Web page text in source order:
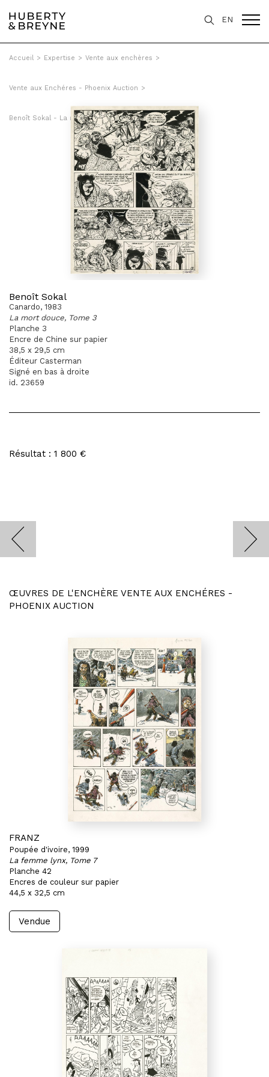
EN
Accueil > Expertise > Vente aux enchères >
Vente aux Enchéres - Phoenix Auction >
Benoît Sokal - La mort douce, Tome 3
Benoît Sokal
Canardo, 1983
La mort douce, Tome 3
Planche 3
Encre de Chine sur papier
38,5 x 29,5 cm
Éditeur Casterman
Signé en bas à droite
id. 23659
Résultat : 1 800 €
ŒUVRES DE L'ENCHÈRE VENTE AUX ENCHÉRES -
PHOENIX AUCTION
FRANZ
Poupée d'ivoire, 1999
La femme lynx, Tome 7
Planche 42
Encres de couleur sur papier
44,5 x 32,5 cm
Vendue